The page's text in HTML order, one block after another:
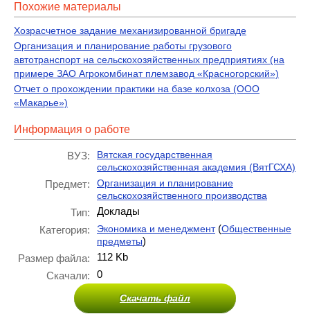
Похожие материалы
Хозрасчетное задание механизированной бригаде
Организация и планирование работы грузового
автотранспорт на сельскохозяйственных предприятиях (на
примере ЗАО Агрокомбинат племзавод «Красногорский»)
Отчет о прохождении практики на базе колхоза (ООО
«Макарье»)
Информация о работе
ВУЗ:
Вятская государственная
сельскохозяйственная академия (ВятГСХА)
Предмет:
Организация и планирование
сельскохозяйственного производства
Тип:
Доклады
Категория:
Экономика и менеджмент(Общественные
предметы)
Размер файла:
112 Kb
Скачали:
0
Скачать файл